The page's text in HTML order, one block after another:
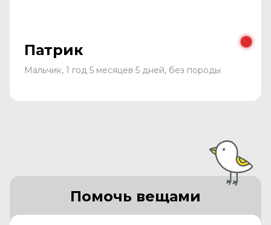
Патрик
Мальчик, 1 год 5 месяцев 5 дней, без породы
Помочь вещами